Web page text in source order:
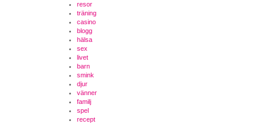
resor
träning
casino
blogg
hälsa
sex
livet
barn
smink
djur
vänner
familj
spel
recept